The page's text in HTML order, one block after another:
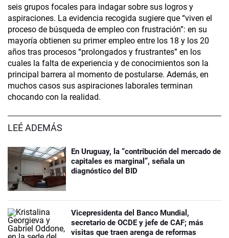
seis grupos focales para indagar sobre sus logros y
aspiraciones. La evidencia recogida sugiere que “viven el
proceso de búsqueda de empleo con frustración”: en su
mayoría obtienen su primer empleo entre los 18 y los 20
años tras procesos “prolongados y frustrantes” en los
cuales la falta de experiencia y de conocimientos son la
principal barrera al momento de postularse. Además, en
muchos casos sus aspiraciones laborales terminan
chocando con la realidad.
LEÉ ADEMÁS
En Uruguay, la “contribución del mercado de
capitales es marginal”, señala un
diagnóstico del BID
Vicepresidenta del Banco Mundial,
secretario de OCDE y jefe de CAF; más
visitas que traen arenga de reformas